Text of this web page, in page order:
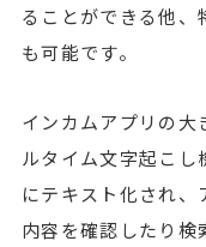
ることができる他、
も可能です。
インカムアプリの大
ルタイム文字起こし
にテキスト化され、
内容を確認したり検